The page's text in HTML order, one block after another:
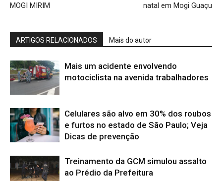
MOGI MIRIM
natal em Mogi Guaçu
ARTIGOS RELACIONADOS Mais do autor
Mais um acidente envolvendo
motociclista na avenida trabalhadores
Celulares são alvo em 30% dos roubos
e furtos no estado de São Paulo; Veja
Dicas de prevenção
Treinamento da GCM simulou assalto
ao Prédio da Prefeitura